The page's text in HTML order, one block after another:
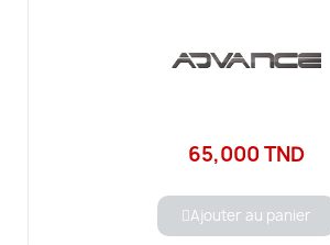
65,000 TND
Ajouter au panier